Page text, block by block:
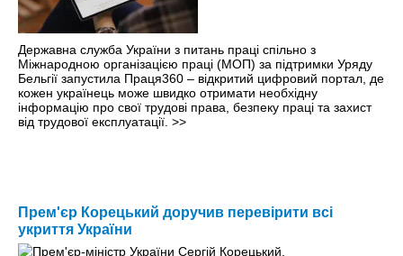
Державна служба України з питань праці спільно з
Міжнародною організацією праці (МОП) за підтримки Уряду
Бельгії запустила Праця360 – відкритий цифровий портал, де
кожен українець може швидко отримати необхідну
інформацію про свої трудові права, безпеку праці та захист
від трудової експлуатації. >>
Прем'єр Корецький доручив перевірити всі
укриття України